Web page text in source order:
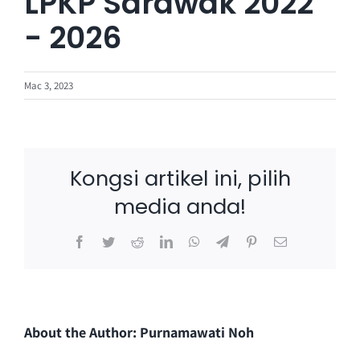
- 2026
Mac 3, 2023
Kongsi artikel ini, pilih
media anda!
Facebook
TwitterRedditLinkedInWhatsApp
TelegramPinterestEmail
About the Author: Purnamawati Noh